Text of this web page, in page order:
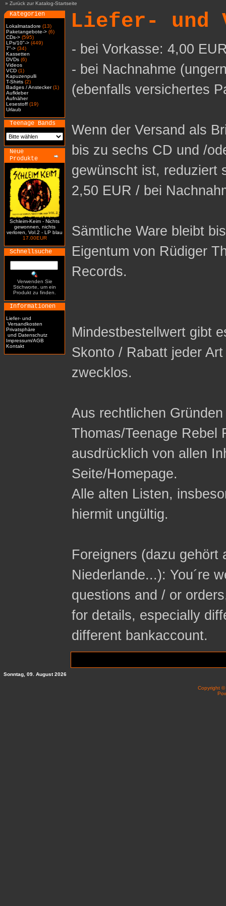
» Zurück zur Katalog-Startseite
Kategorien
Lokalmatadore (13)
Paketangebote-> (6)
CDs-> (595)
LPs/10"-> (449)
7"-> (34)
Kassetten
DVDs (6)
Videos
VCD (1)
Kapuzenpulli
T-Shirts (2)
Badges / Anstecker(1)
Aufkleber
Aufnäher
Lesestoff (19)
Urlaub
Teenage Bands
Neue
Produkte
Schleim-Keim - Nichts
gewonnen, nichts
verloren, Vol.2 - LP blau
17.00EUR
Schnellsuche
Verwenden Sie
Stichworte, um ein
Produkt zu finden.
Informationen
Liefer- und
Versandkosten
Privatsphäre
und Datenschutz
Impressum/AGB
Kontakt
Liefer- und
- bei Vorkasse: 4,00
- bei Nachnahme
(ebenfalls versichertes
Wenn der Versand als
bis zu sechs CD und /
gewünscht ist, reduziert
2,50 EUR / bei
Sämtliche Ware bleibt
Eigentum von Rüdiger
Records.
Mindestbestellwert gibt
Skonto / Rabatt jeder
zwecklos.
Aus rechtlichen
Thomas/Teenage Rebel
ausdrücklich von allen
Seite/Homepage.
Alle alten Listen,
hiermit ungültig.
Foreigners (dazu gehört
Niederlande...): You´re
questions and / or
for details, especially
different bankaccount.
Sonntag, 09. August 2026
Copyright